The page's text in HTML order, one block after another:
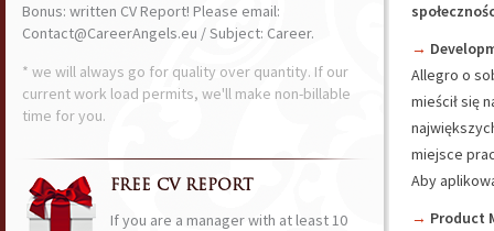
→
Allegro o
mieścił się
miejsce
Aby
→ Product
Bonus: written CV Report! Please email:
Contact@CareerAngels.eu / Subject: Career.
* we will always go for quality over quantity. If our
current work load permits, we'll make non-billable
time for you.
FREE CV REPORT
If you are a manager with at least 10